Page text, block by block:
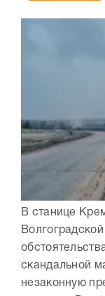
В станице
скандальной
незаконную